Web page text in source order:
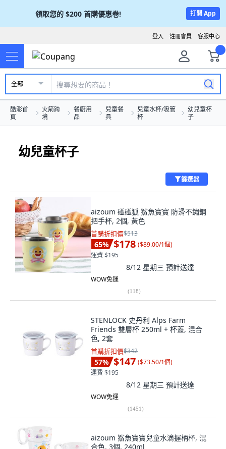
領取您的 $200 首購優惠卷! 打開 App
客服中心
註冊會員
登入
全部
酷澎首
頁
火箭跨
境
餐廚用
品
兒童餐
具
兒童水杯/吸管
杯
幼兒童杯
子
幼兒童杯子
篩選器
aizoum 碰碰狐 鯊魚寶寶 防滑不鏽鋼
把手杯, 2個, 黃色
首購折扣價$513
65% $178 ($89.00/1個)
運費 $195
8/12 星期三 預計送達
WOW免運
(118)
STENLOCK 史丹利 Alps Farm
Friends 雙層杯 250ml + 杯蓋, 混合
色, 2套
首購折扣價$342
57% $147 ($73.50/1個)
運費 $195
8/12 星期三 預計送達
WOW免運
(1451)
aizoum 鯊魚寶寶兒童水滴握柄杯, 混
合色, 3個, 240ml